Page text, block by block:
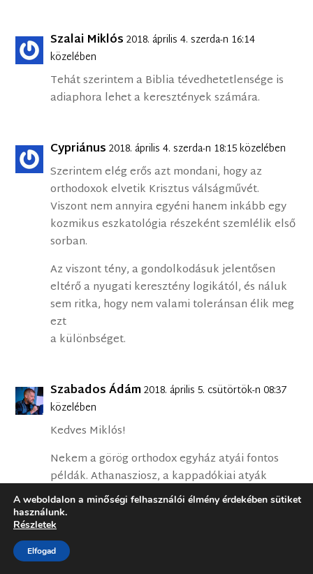
Szalai Miklós 2018. április 4. szerda-n 16:14
közelében
Tehát szerintem a Biblia tévedhetetlensége is
adiaphora lehet a keresztények számára.
Cypriánus 2018. április 4. szerda-n 18:15 közelében
Szerintem elég erős azt mondani, hogy az
orthodoxok elvetik Krisztus válságművét.
Viszont nem annyira egyéni hanem inkább egy
kozmikus eszkatológia részeként szemlélik első
sorban.
Az viszont tény, a gondolkodásuk jelentősen
eltérő a nyugati keresztény logikától, és náluk
sem ritka, hogy nem valami toleránsan élik meg
ezt
a különbséget.
Szabados Ádám2018. április 5. csütörtök-n 08:37
közelében
Kedves Miklós!
Nekem a görög orthodox egyház atyái fontos
példák. Athanasziosz, a kappadókiai atyák
(Baszileiosz és a két Gergely) vagy
Krüszosztomosz a hitem hősei. Más nyelvezettel
és hangsúlyokkal, de ugyanazt a megváltást és
reménységet írták le, amiben én is hiszek.
Krüszosztomosz sokat írt Krisztus helyettes
A weboldalon a minőségi felhasználói élmény érdekében sütiket
használunk.
Részletek
Elfogad